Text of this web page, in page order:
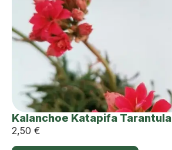
Kalanchoe Katapifa Tarantula
2,50 €